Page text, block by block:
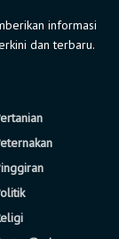
informasi
dan terbaru.